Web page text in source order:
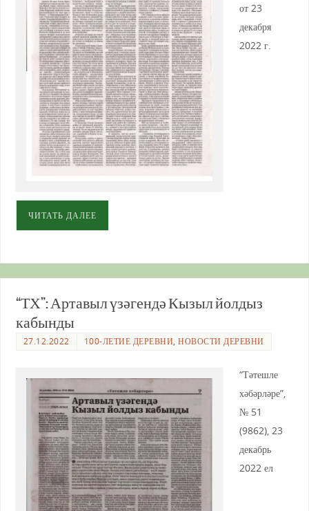
от 23
декабря
2022 г.
ЧИТАТЬ ДАЛЕЕ
“ТХ”: Артавыл үзәгендә Кызыл йолдыз
кабынды
27.12.2022 100-ЛЕТИЕ ДЕРЕВНИ,НОВОСТИ ДЕРЕВНИ
“Тәтешле
хәбәрләре”,
№ 51
(9862), 23
декабрь
2022 ел